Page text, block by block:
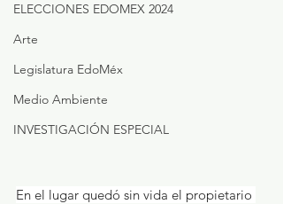
ELECCIONES EDOMEX 2024
Arte
Legislatura EdoMéx
Medio Ambiente
INVESTIGACIÓN ESPECIAL
En el lugar quedó sin vida el propietario